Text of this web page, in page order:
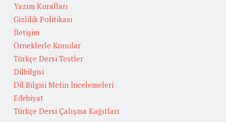
Yazım Kuralları
Gizlilik Politikası
İletişim
Örneklerle Konular
Türkçe Dersi Testler
Dilbilgisi
Dil Bilgisi Metin İncelemeleri
Edebiyat
Türkçe Dersi Çalışma Kağıtları